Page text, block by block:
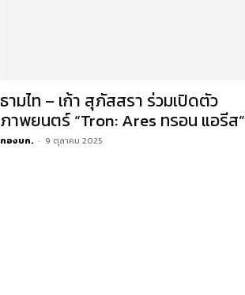
ธามไท – เก้า สุภัสสรา ร่วมเปิดตัว
ภาพยนตร์ “Tron: Ares ทรอน แอรีส”
กองบก. - 9 ตุลาคม 2025